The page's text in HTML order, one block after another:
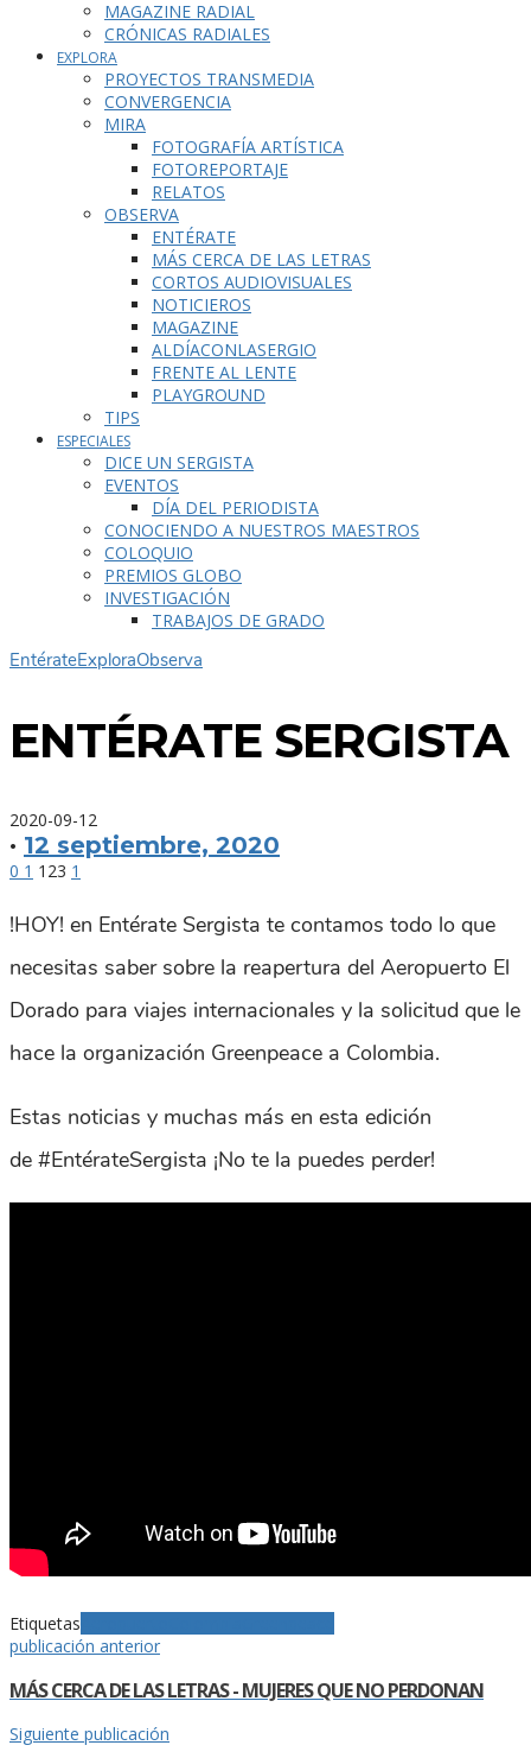
MAGAZINE RADIAL
CRÓNICAS RADIALES
EXPLORA
PROYECTOS TRANSMEDIA
CONVERGENCIA
MIRA
FOTOGRAFÍA ARTÍSTICA
FOTOREPORTAJE
RELATOS
OBSERVA
ENTÉRATE
MÁS CERCA DE LAS LETRAS
CORTOS AUDIOVISUALES
NOTICIEROS
MAGAZINE
ALDÍACONLASERGIO
FRENTE AL LENTE
PLAYGROUND
TIPS
ESPECIALES
DICE UN SERGISTA
EVENTOS
DÍA DEL PERIODISTA
CONOCIENDO A NUESTROS MAESTROS
COLOQUIO
PREMIOS GLOBO
INVESTIGACIÓN
TRABAJOS DE GRADO
EntérateExploraObserva
ENTÉRATE SERGISTA
2020-09-12
· 12 septiembre, 2020
0 1 123 1
!HOY! en Entérate Sergista te contamos todo lo que
necesitas saber sobre la reapertura del Aeropuerto El
Dorado para viajes internacionales y la solicitud que le
hace la organización Greenpeace a Colombia.
Estas noticias y muchas más en esta edición
de #EntérateSergista ¡No te la puedes perder!
Etiquetas
publicación anterior
MÁS CERCA DE LAS LETRAS - MUJERES QUE NO PERDONAN
Siguiente publicación